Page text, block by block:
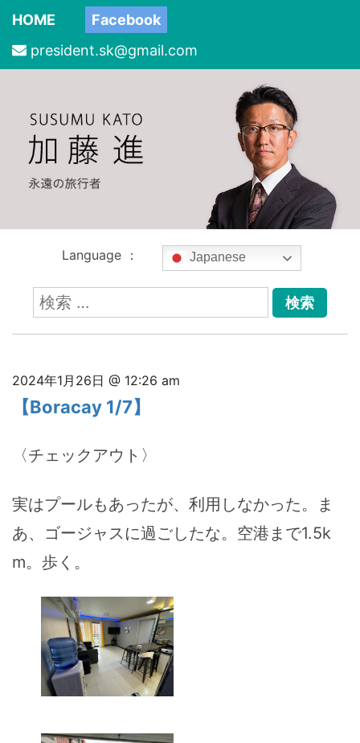
HOME
Facebook
president.sk@gmail.com
Language ： Japanese
検
索:
2024年1月26日 @ 12:26 am
【Boracay 1/7】
〈チェックアウト〉
実はプールもあったが、利用しなかった。ま
あ、ゴージャスに過ごしたな。空港まで1.5k
m。歩く。